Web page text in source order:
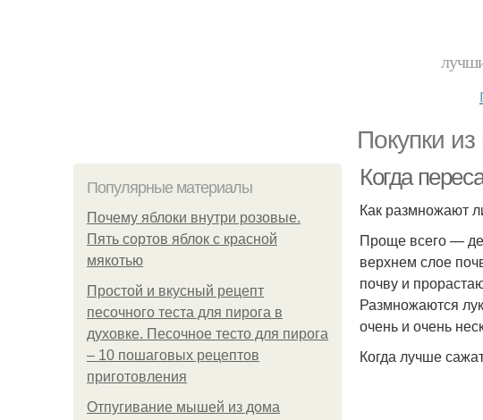
Покупки
Популярные материалы
Почему яблоки внутри розовые.
Пять сортов яблок с красной
мякотью
Простой и вкусный рецепт
песочного теста для пирога в
духовке. Песочное тесто для пирога
– 10 пошаговых рецептов
приготовления
Отпугивание мышей из дома
Когда
Как размножают
Проще всего —
верхнем слое
почву и
Размножаются
очень и очень
Когда лучше